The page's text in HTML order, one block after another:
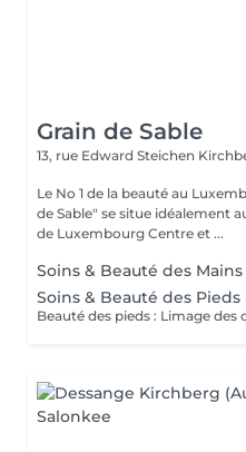
Grain de Sable
13, rue Edward Steichen
Le No 1 de la beauté au
de Sable" se situe idéalement
de Luxembourg Centre et ...
Soins & Beauté des Mains
Soins & Beauté des Pieds